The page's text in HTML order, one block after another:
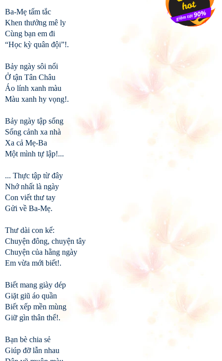
Ba-Mẹ tấm tắc
Khen thưởng mê ly
Cùng bạn em đi
“Học kỳ quân đội”!.
Bảy ngày sôi nổi
Ở tận Tân Châu
Áo lính xanh màu
Màu xanh hy vọng!.
Bảy ngày tập sống
Sống cảnh xa nhà
Xa cả Mẹ-Ba
Một mình tự lập!...
... Thực tập từ đây
Nhớ nhất là ngày
Con viết thư tay
Gửi về Ba-Mẹ.
Thư dài con kể:
Chuyện đông, chuyện tây
Chuyện của hằng ngày
Em vừa mới biết!.
Biết mang giày dép
Giặt giũ áo quần
Biết xếp mền mùng
Giữ gìn thân thể!.
Bạn bè chia sẻ
Giúp đỡ lẫn nhau